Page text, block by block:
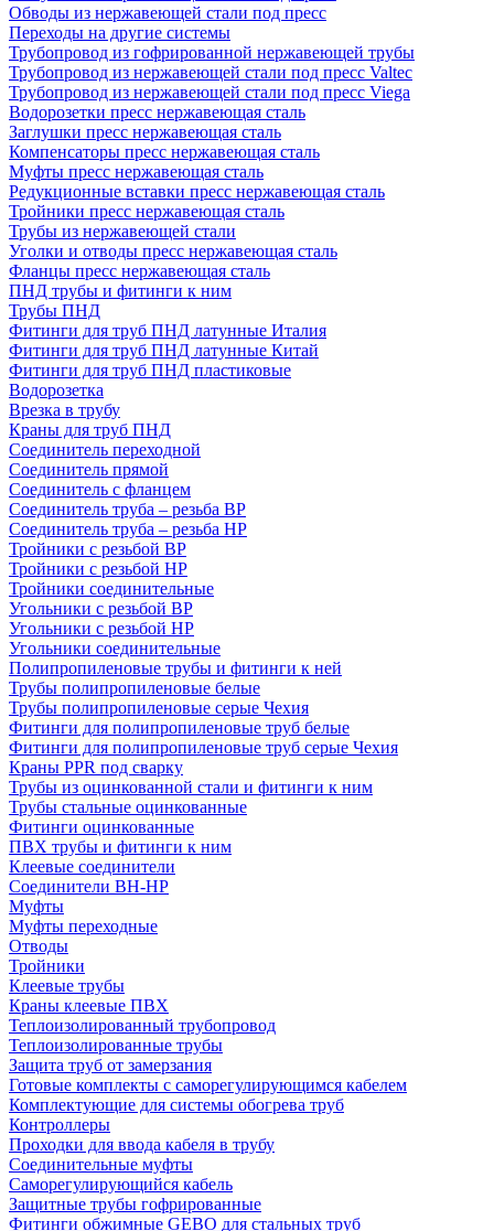
Обводы из нержавеющей стали под пресс
Переходы на другие системы
Трубопровод из гофрированной нержавеющей трубы
Трубопровод из нержавеющей стали под пресс Valtec
Трубопровод из нержавеющей стали под пресс Viega
Водорозетки пресс нержавеющая сталь
Заглушки пресс нержавеющая сталь
Компенсаторы пресс нержавеющая сталь
Муфты пресс нержавеющая сталь
Редукционные вставки пресс нержавеющая сталь
Тройники пресс нержавеющая сталь
Трубы из нержавеющей стали
Уголки и отводы пресс нержавеющая сталь
Фланцы пресс нержавеющая сталь
ПНД трубы и фитинги к ним
Трубы ПНД
Фитинги для труб ПНД латунные Италия
Фитинги для труб ПНД латунные Китай
Фитинги для труб ПНД пластиковые
Водорозетка
Врезка в трубу
Краны для труб ПНД
Соединитель переходной
Соединитель прямой
Соединитель с фланцем
Соединитель труба – резьба ВР
Соединитель труба – резьба НР
Тройники с резьбой ВР
Тройники с резьбой НР
Тройники соединительные
Угольники с резьбой ВР
Угольники с резьбой НР
Угольники соединительные
Полипропиленовые трубы и фитинги к ней
Трубы полипропиленовые белые
Трубы полипропиленовые серые Чехия
Фитинги для полипропиленовые труб белые
Фитинги для полипропиленовые труб серые Чехия
Краны PPR под сварку
Трубы из оцинкованной стали и фитинги к ним
Трубы стальные оцинкованные
Фитинги оцинкованные
ПВХ трубы и фитинги к ним
Клеевые соединители
Соединители ВН-НР
Муфты
Муфты переходные
Отводы
Тройники
Клеевые трубы
Краны клеевые ПВХ
Теплоизолированный трубопровод
Теплоизолированные трубы
Защита труб от замерзания
Готовые комплекты с саморегулирующимся кабелем
Комплектующие для системы обогрева труб
Контроллеры
Проходки для ввода кабеля в трубу
Соединительные муфты
Саморегулирующийся кабель
Защитные трубы гофрированные
Фитинги обжимные GEBO для стальных труб